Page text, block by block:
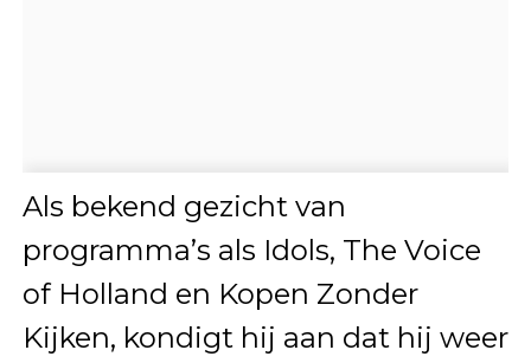
Als bekend gezicht van
programma’s als Idols, The Voice
of Holland en Kopen Zonder
Kijken, kondigt hij aan dat hij weer